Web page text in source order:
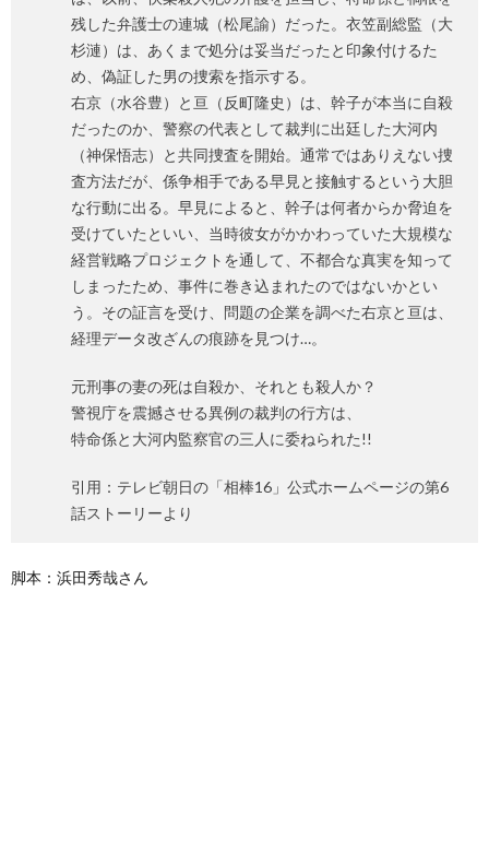
残した弁護士の連城（松尾諭）だった。衣笠副総監（大
杉漣）は、あくまで処分は妥当だったと印象付けるた
め、偽証した男の捜索を指示する。
右京（水谷豊）と亘（反町隆史）は、幹子が本当に自殺
だったのか、警察の代表として裁判に出廷した大河内
（神保悟志）と共同捜査を開始。通常ではありえない捜
査方法だが、係争相手である早見と接触するという大胆
な行動に出る。早見によると、幹子は何者からか脅迫を
受けていたといい、当時彼女がかかわっていた大規模な
経営戦略プロジェクトを通して、不都合な真実を知って
しまったため、事件に巻き込まれたのではないかとい
う。その証言を受け、問題の企業を調べた右京と亘は、
経理データ改ざんの痕跡を見つけ…。
元刑事の妻の死は自殺か、それとも殺人か？
警視庁を震撼させる異例の裁判の行方は、
特命係と大河内監察官の三人に委ねられた!!
引用：テレビ朝日の「相棒16」公式ホームページの第6
話ストーリーより
脚本：浜田秀哉さん